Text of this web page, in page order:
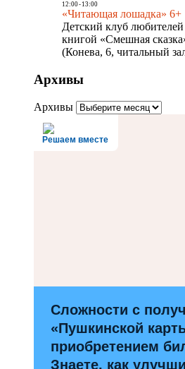
12:00- 13:00
«Читающая лошадка» 6+
Детский клуб
книгой «Смешная
(Конева, 6, читальный
Архивы
Архивы
Решаем вместе
Сложности с
«Пушкинской
приобретением
Знаете, как